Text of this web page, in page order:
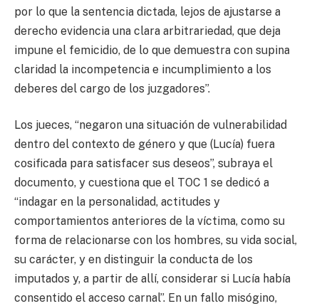
por lo que la sentencia dictada, lejos de ajustarse a
derecho evidencia una clara arbitrariedad, que deja
impune el femicidio, de lo que demuestra con supina
claridad la incompetencia e incumplimiento a los
deberes del cargo de los juzgadores”.
Los jueces, “negaron una situación de vulnerabilidad
dentro del contexto de género y que (Lucía) fuera
cosificada para satisfacer sus deseos”, subraya el
documento, y cuestiona que el TOC 1 se dedicó a
“indagar en la personalidad, actitudes y
comportamientos anteriores de la víctima, como su
forma de relacionarse con los hombres, su vida social,
su carácter, y en distinguir la conducta de los
imputados y, a partir de allí, considerar si Lucía había
consentido el acceso carnal”. En un fallo misógino,